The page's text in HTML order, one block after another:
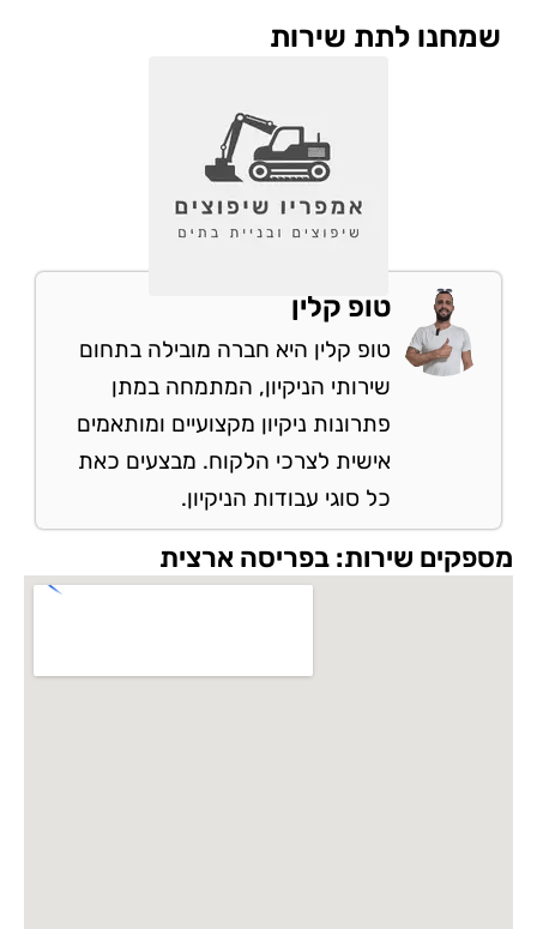
שמחנו לתת שירות
טופ קלין
טופ קלין היא חברה מובילה בתחום
שירותי הניקיון, המתמחה במתן
פתרונות ניקיון מקצועיים ומותאמים
אישית לצרכי הלקוח. מבצעים כאת
כל סוגי עבודות הניקיון.
מספקים שירות: בפריסה ארצית